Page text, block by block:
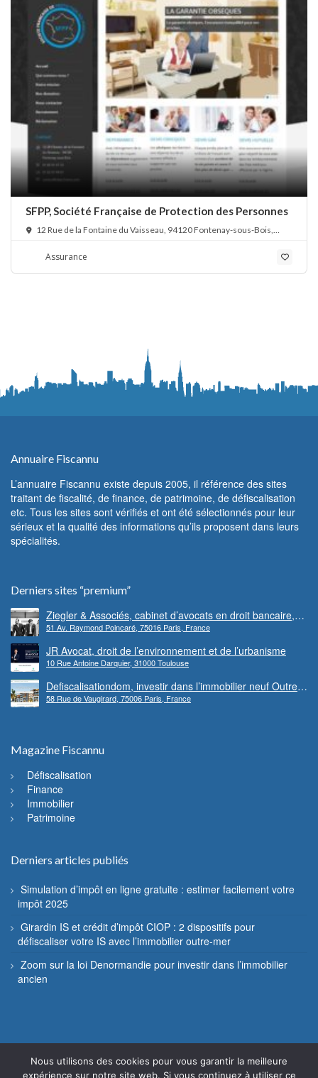
SFPP, Société Française de Protection des Personnes
12 Rue de la Fontaine du Vaisseau, 94120 Fontenay-sous-Bois,
Assurance
Annuaire Fiscannu
L’annuaire Fiscannu existe depuis 2005, il référence des sites
traitant de fiscalité, de finance, de patrimoine, de défiscalisation
etc. Tous les sites sont vérifiés et ont été sélectionnés pour leur
sérieux et la qualité des informations qu’ils proposent dans leurs
spécialités.
Derniers sites “premium”
Ziegler & Associés, cabinet d’avocats en droit bancaire,
cryptomonnaie et escroqueries financières
51 Av. Raymond Poincaré, 75016 Paris, France
JR Avocat, droit de l’environnement et de l’urbanisme
10 Rue Antoine Darquier, 31000 Toulouse
Defiscalisationdom, investir dans l’immobilier neuf Outre-
mer
58 Rue de Vaugirard, 75006 Paris, France
Magazine Fiscannu
Défiscalisation
Finance
Immobilier
Patrimoine
Derniers articles publiés
Simulation d’impôt en ligne gratuite : estimer facilement votre
impôt 2025
Girardin IS et crédit d’impôt CIOP : 2 dispositifs pour
défiscaliser votre IS avec l’immobilier outre-mer
Zoom sur la loi Denormandie pour investir dans l’immobilier
ancien
Nous utilisons des cookies pour vous garantir la meilleure
expérience sur notre site web. Si vous continuez à utiliser ce